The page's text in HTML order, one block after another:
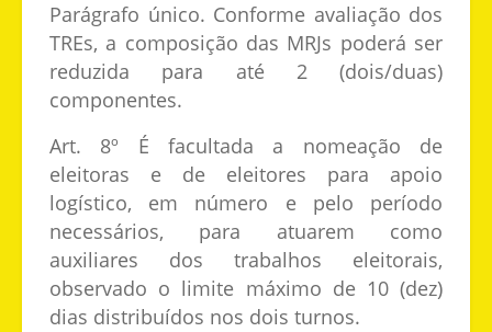
Parágrafo único. Conforme avaliação dos
TREs, a composição das MRJs poderá ser
reduzida para até 2 (dois/duas)
componentes.
Art. 8º É facultada a nomeação de
eleitoras e de eleitores para apoio
logístico, em número e pelo período
necessários, para atuarem como
auxiliares dos trabalhos eleitorais,
observado o limite máximo de 10 (dez)
dias distribuídos nos dois turnos.